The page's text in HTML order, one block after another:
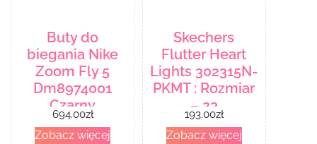
Buty do
biegania Nike
Zoom Fly 5
Dm8974001
Czarny
694.00zł
Zobacz więcej
Skechers
Flutter Heart
Lights 302315N-
PKMT : Rozmiar
– 23
193.00zł
Zobacz więcej